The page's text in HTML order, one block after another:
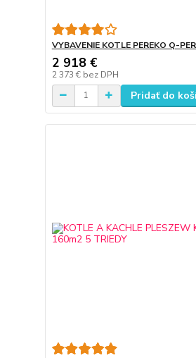
VYBAVENIE KOTLE PEREKO Q-
2 918 €
2 373 € bez DPH
Pridať do